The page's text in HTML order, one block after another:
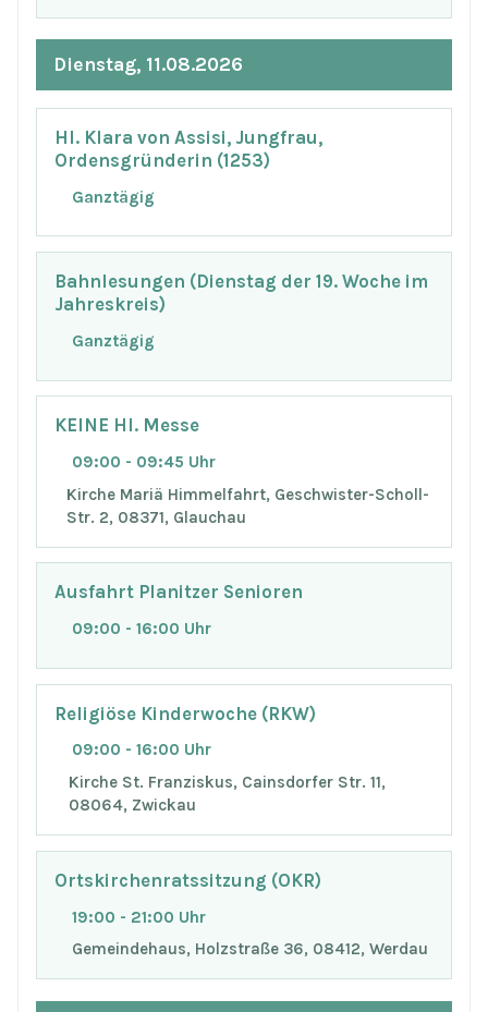
Dienstag, 11.08.2026
Hl. Klara von Assisi, Jungfrau,
Ordensgründerin (1253)
Ganztägig
Bahnlesungen (Dienstag der 19. Woche im
Jahreskreis)
Ganztägig
KEINE Hl. Messe
09:00 - 09:45 Uhr
Kirche Mariä Himmelfahrt, Geschwister-Scholl-
Str. 2, 08371, Glauchau
Ausfahrt Planitzer Senioren
09:00 - 16:00 Uhr
Religiöse Kinderwoche (RKW)
09:00 - 16:00 Uhr
Kirche St. Franziskus, Cainsdorfer Str. 11,
08064, Zwickau
Ortskirchenratssitzung (OKR)
19:00 - 21:00 Uhr
Gemeindehaus, Holzstraße 36, 08412, Werdau